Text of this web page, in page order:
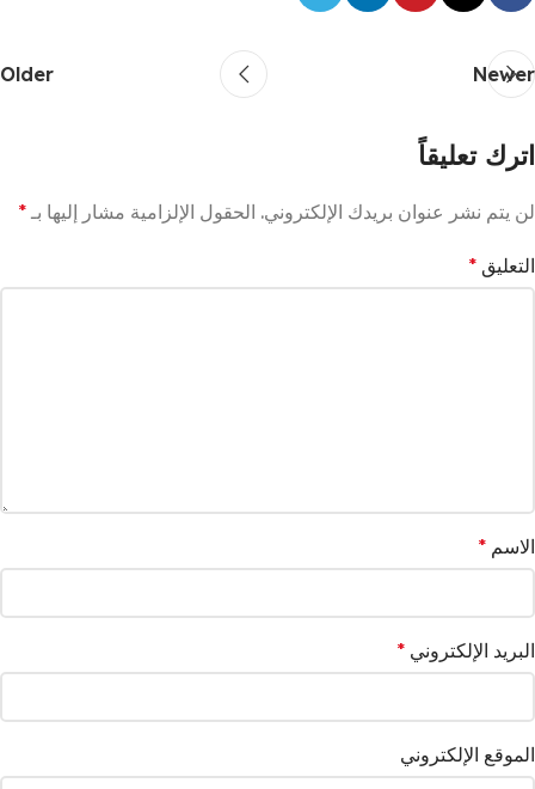
Newer
Older
اترك تعليقاً
لن يتم نشر عنوان بريدك الإلكتروني. الحقول الإلزامية مشار إليها بـ *
التعليق *
الاسم *
البريد الإلكتروني *
الموقع الإلكتروني